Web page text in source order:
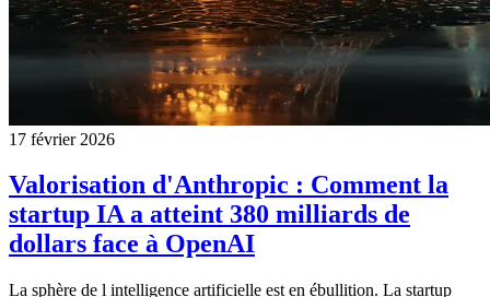
17 février 2026
Valorisation d'Anthropic : Comment la
startup IA a atteint 380 milliards de
dollars face à OpenAI
La sphère de l intelligence artificielle est en ébullition. La startup